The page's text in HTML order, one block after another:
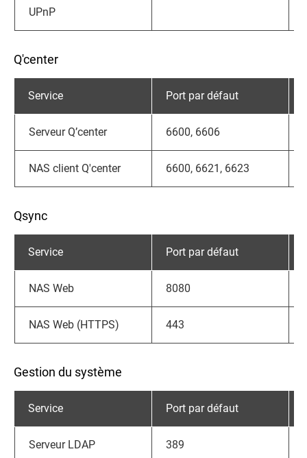
UPnP
Q'center
Service Port par défaut
Serveur Q’center 6600, 6606
NAS client Q'center 6600, 6621, 6623
Qsync
Service Port par défaut
NAS Web 8080
NAS Web (HTTPS) 443
Gestion du système
Service Port par défaut
Serveur LDAP 389